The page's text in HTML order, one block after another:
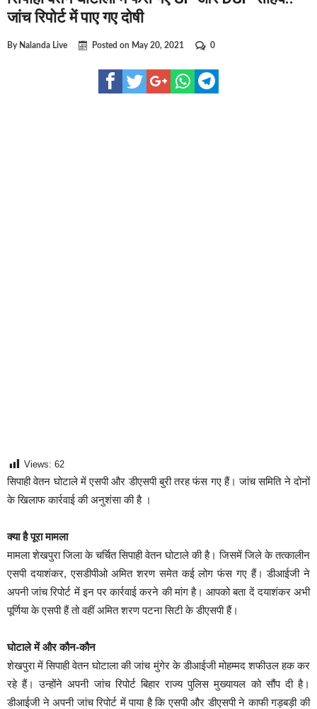
घूसखोर अफसरों पर एक्शन.. दो-दो अफसर घूस लेते गिरफ्तार
क्रिकेटर ईशान किशन की शादी फिक्स, गर्लफ्रेंड से होगी शादी.. ईशान के
बिहारवासियों के लिए खुशखबरी.. बिहटा से भी बड़ा बनेगा एयरपोर्ट ..
जांच रिपोर्ट में पाए गए दोषी
By Nalanda Live Posted on May 20, 2021 0
Views: 62
सिपाही वेतन घोटाले में एसपी और डीएसपी बुरी तरह फंस गए हैं। जांच समिति ने दोनों
के खिलाफ कार्रवाई की अनुशंसा की है ।
क्या है पूरा मामला
मामला शेखपुरा जिला के चर्चित सिपाही वेतन घोटाले की है। जिसमें जिले के तत्कालीन
एसपी दयाशंकर, एसडीपीओ अमित शरण समेत कई लोग फंस गए हैं। डीआईजी ने
अपनी जांच रिपोर्ट में इन पर कार्रवाई करने की मांग है। आपको बता दें दयाशंकर अभी
पूर्णिया के एसपी हैं तो वहीं अमित शरण पटना सिटी के डीएसपी हैं।
घोटाले में और कौन-कौन
शेखपुरा में सिपाही वेतन घोटाला की जांच मुंगेर के डीआईजी मोहम्मद शफीउल हक कर
रहे हैं। उन्होंने अपनी जांच रिपोर्ट बिहार राज्य पुलिस मुख्यायल को सौंप दी है।
डीआईजी ने अपनी जांच रिपोर्ट में पाया है कि एसपी और डीएसपी ने काफी गड़बड़ी की